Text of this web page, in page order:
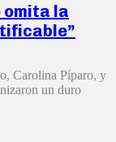
omita la
Carolina Píparo, y
un duro